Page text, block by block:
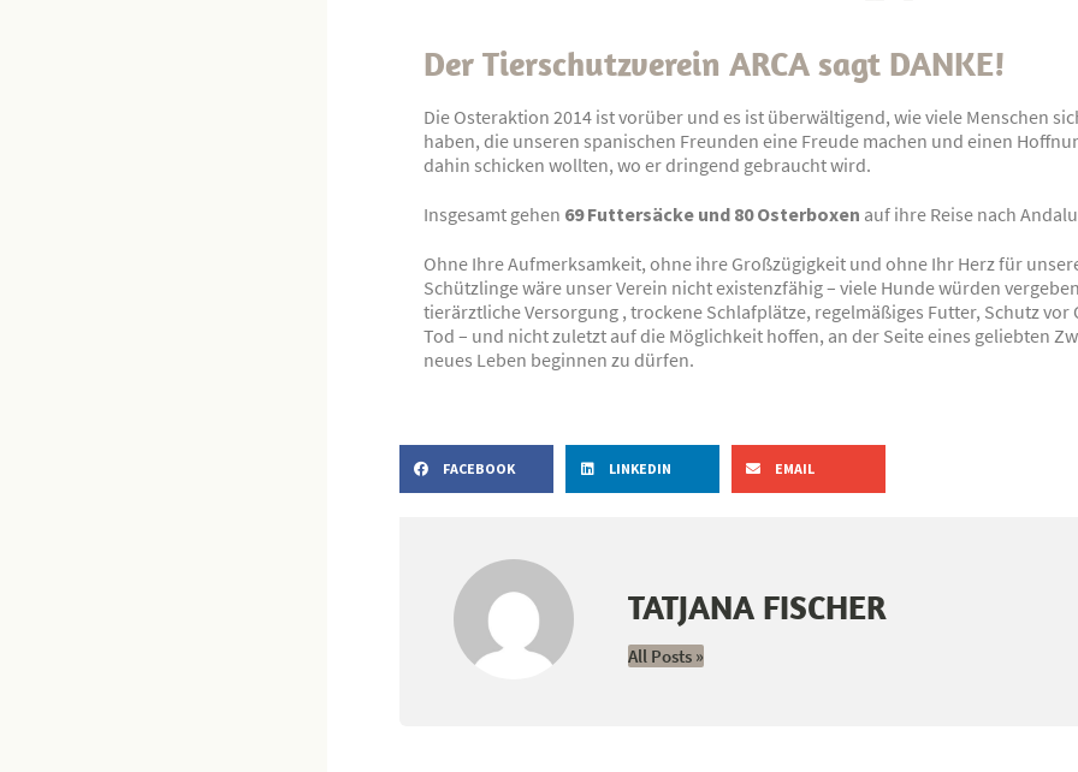
Der Tierschutzverein ARCA sagt DANKE!
Die Osteraktion 2014 ist vorüber und es ist überwältigend, wie viele Menschen
haben, die unseren spanischen Freunden eine Freude machen und einen
dahin schicken wollten, wo er dringend gebraucht wird.
Insgesamt gehen 69 Futtersäcke und 80 Osterboxen auf ihre Reise nach
Ohne Ihre Aufmerksamkeit, ohne ihre Großzügigkeit und ohne Ihr Herz für
Schützlinge wäre unser Verein nicht existenzfähig – viele Hunde würden
tierärztliche Versorgung , trockene Schlafplätze, regelmäßiges Futter, Schutz vor
Tod – und nicht zuletzt auf die Möglichkeit hoffen, an der Seite eines geliebten
neues Leben beginnen zu dürfen.
FACEBOOK LINKEDIN EMAIL
TATJANA FISCHER
All Posts »